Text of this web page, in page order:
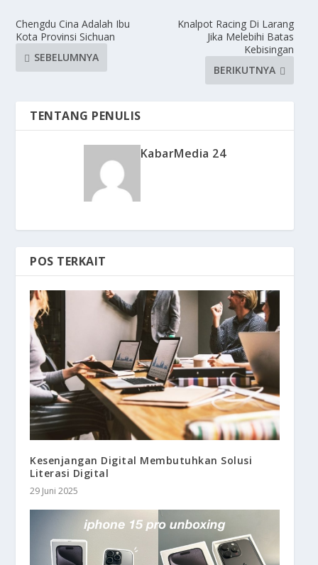
Chengdu Cina Adalah Ibu
Kota Provinsi Sichuan
SEBELUMNYA
Knalpot Racing Di Larang
Jika Melebihi Batas
Kebisingan
BERIKUTNYA
TENTANG PENULIS
KabarMedia 24
POS TERKAIT
Kesenjangan Digital Membutuhkan Solusi
Literasi Digital
29 Juni 2025